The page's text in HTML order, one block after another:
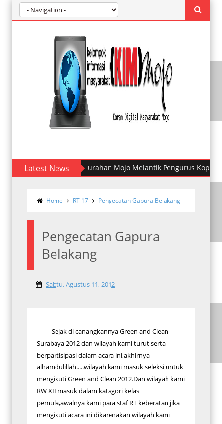
Latest NewsKelurahan Mojo Melantik Pengurus Koperasi
Home RT 17 Pengecatan Gapura Belakang
Pengecatan Gapura
Belakang
Sabtu, Agustus 11, 2012
Sejak di canangkannya Green and Clean
Surabaya 2012 dan wilayah kami turut serta
berpartisipasi dalam acara ini,akhirnya
alhamdulillah.....wilayah kami masuk seleksi untuk
mengikuti Green and Clean 2012.Dan wilayah kami
RW XII masuk dalam katagori kelas
pemula,awalnya kami para staf RT keberatan jika
mengikuti acara ini dikarenakan wilayah kami